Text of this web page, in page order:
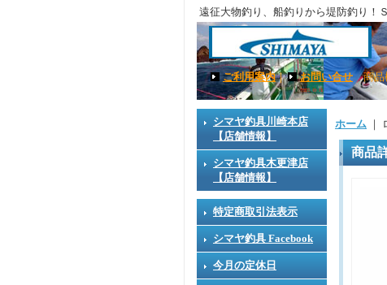
遠征大物釣り、船釣りから堤防釣り！
ご利用案内｜ お問い合せ 商品
シマヤ釣具川崎本店
【店舗情報】
シマヤ釣具木更津店
【店舗情報】
特定商取引法表示
シマヤ釣具 Facebook
今月の定休日
ホーム ｜
商品